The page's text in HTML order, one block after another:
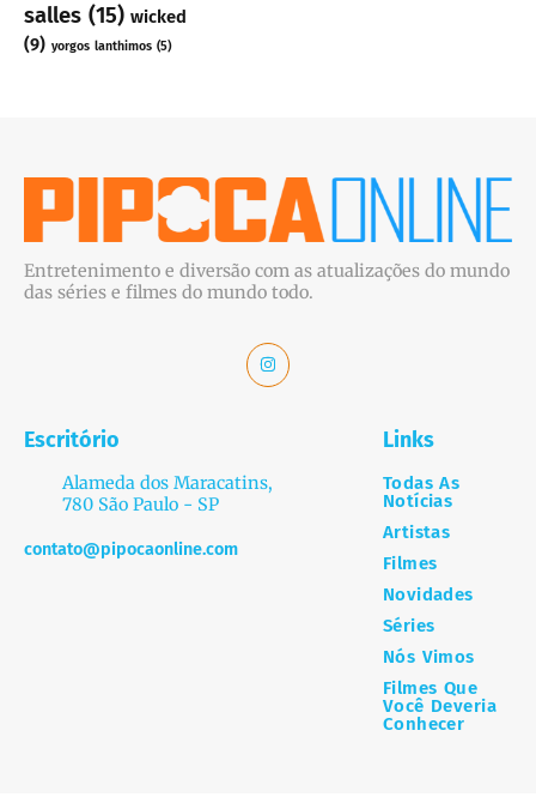
salles (15) wicked
(9) yorgos lanthimos (5)
Entretenimento e diversão com as atualizações do mundo
das séries e filmes do mundo todo.
Escritório
Alameda dos Maracatins,
780 São Paulo - SP
contato@pipocaonline.com
Links
Todas As
Notícias
Artistas
Filmes
Novidades
Séries
Nós Vimos
Filmes Que
Você Deveria
Conhecer